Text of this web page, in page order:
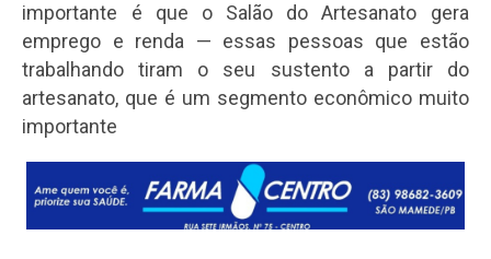
importante é que o Salão do Artesanato gera
emprego e renda — essas pessoas que estão
trabalhando tiram o seu sustento a partir do
artesanato, que é um segmento econômico muito
importante